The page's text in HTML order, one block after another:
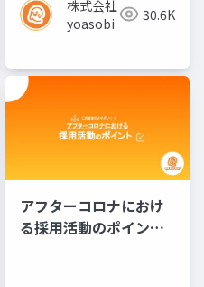
株式会社
yoasobi
30.6K
アフターコロナにおけ
る採用活動のポイント